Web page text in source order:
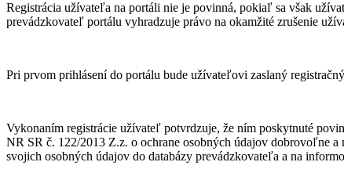
Registrácia užívateľa na portáli nie je povinná, pokiaľ sa však
prevádzkovateľ portálu vyhradzuje právo na okamžité zrušenie
Pri prvom prihlásení do portálu bude užívateľovi zaslaný
Vykonaním registrácie užívateľ potvrdzuje, že ním poskytnuté
NR SR č. 122/2013 Z.z. o ochrane osobných údajov dobrovoľne
svojich osobných údajov do databázy prevádzkovateľa a na